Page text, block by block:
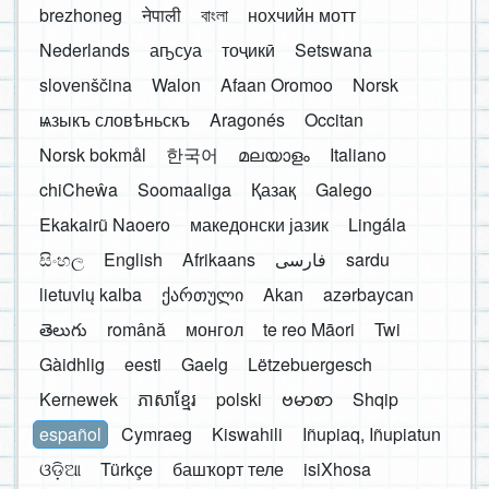
brezhoneg
नेपाली বাংলা
нохчийн мотт
Nederlands
аҧсуа тоҷикӣ
Setswana
slovenščina
Walon Afaan Oromoo
Norsk
ѩзыкъ словѣньскъ
Aragonés
Occitan
Norsk bokmål
한국어 മലയാളം
Italiano
chiCheŵa
Soomaaliga Қазақ
Galego
Ekakairũ Naoero
македонски јазик
Lingála
සිංහල
English Afrikaans فارسی
sardu
lietuvių kalba
ქართული Akan
azərbaycan
తెలుగు
română монгол te reo Māori
Twi
Gàidhlig
eesti Gaelg
Lëtzebuergesch
Kernewek
ភាសាខ្មែរ polski ဗမာစာ
Shqip
español
Cymraeg Kiswahili
Iñupiaq, Iñupiatun
ଓଡ଼ିଆ
Türkçe башҡорт теле
isiXhosa